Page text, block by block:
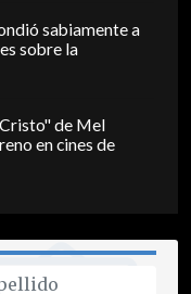
sabiamente a
sobre la
de Mel
en cines de